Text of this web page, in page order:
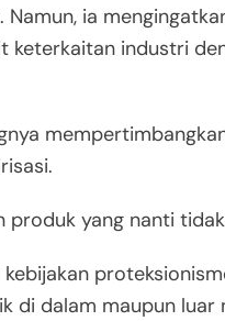
Namun, ia
keterkaitan industri
yang nanti
di dalam maupun luar